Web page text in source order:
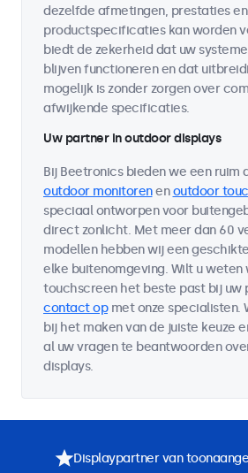
dezelfde afmetingen, prestaties en
productspecificaties kan worden
biedt de zekerheid dat uw
blijven functioneren en dat
mogelijk is zonder zorgen over
afwijkende specificaties.
Uw partner in outdoor displays
Bij Beetronics bieden we een ruim
outdoor monitorenenoutdoor
speciaal ontworpen voor
direct zonlicht. Met meer dan 60
modellen hebben wij een
elke buitenomgeving. Wilt u
touchscreen het beste past bij uw
contact opmet onze specialisten.
bij het maken van de juiste keuze
al uw vragen te beantwoorden
displays.
Displaypartner van